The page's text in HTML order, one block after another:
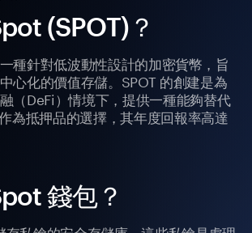
(SPOT)？
種針對低波動性設計的加密貨幣，旨
心化的價值存儲。SPOT 的創建是為
（DeFi）情境下，提供一種能夠替代
為抵押品的選擇，其年度回報率高達
錢包？